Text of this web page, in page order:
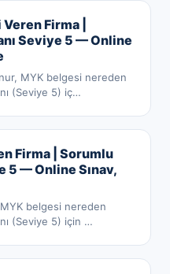
Firma |
Seviye 5 — Online
MYK belgesi nereden
(Seviye 5) iç…
Firma | Sorumlu
5 — Online Sınav,
MYK belgesi nereden
(Seviye 5) için …